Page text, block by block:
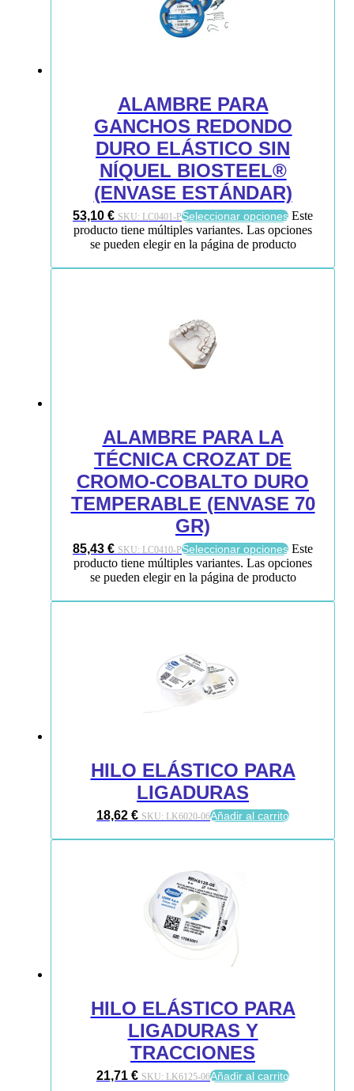
ALAMBRE PARA
GANCHOS REDONDO
DURO ELÁSTICO SIN
NÍQUEL BIOSTEEL®
(ENVASE ESTÁNDAR)
53,10 € SKU: LC0401-PSeleccionar opciones Este
producto tiene múltiples variantes. Las opciones
se pueden elegir en la página de producto
ALAMBRE PARA LA
TÉCNICA CROZAT DE
CROMO-COBALTO DURO
TEMPERABLE (ENVASE 70
GR)
85,43 € SKU: LC0410-PSeleccionar opciones Este
producto tiene múltiples variantes. Las opciones
se pueden elegir en la página de producto
HILO ELÁSTICO PARA
LIGADURAS
18,62 € SKU: LK6020-06Añadir al carrito
HILO ELÁSTICO PARA
LIGADURAS Y
TRACCIONES
21,71 € SKU: LK6125-06Añadir al carrito